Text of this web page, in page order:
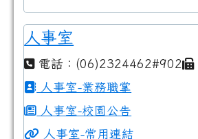
人事室
電話：(06)2324462#902
人事室-業務職掌
人事室-校園公告
人事室-常用連結